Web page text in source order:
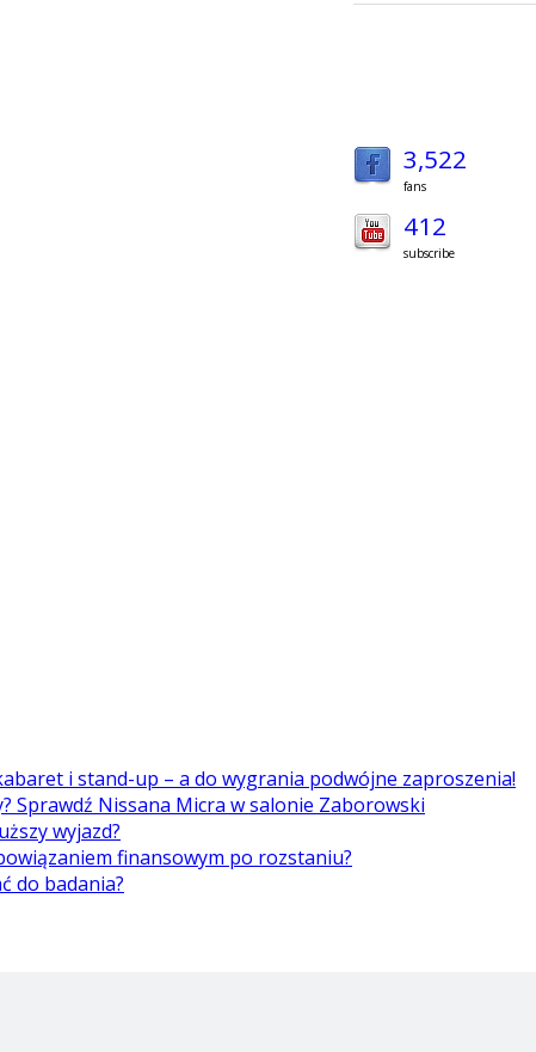
3,522
fans
412
subscribe
i stand-up – a do wygrania podwójne zaproszenia!
Sprawdź Nissana Micra w salonie Zaborowski
wyjazd?
finansowym po rozstaniu?
do badania?